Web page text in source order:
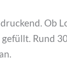
Ob
Rund